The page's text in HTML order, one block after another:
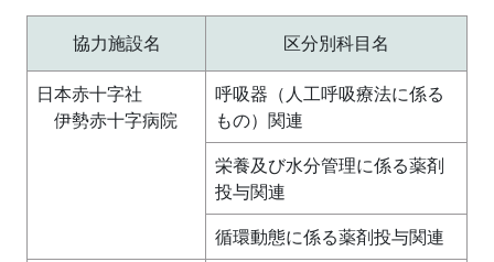
協力施設名 区分別科目名
日本赤十字社
伊勢赤十字病院
呼吸器（人工呼吸療法に係る
もの）関連
栄養及び水分管理に係る薬剤
投与関連
循環動態に係る薬剤投与関連